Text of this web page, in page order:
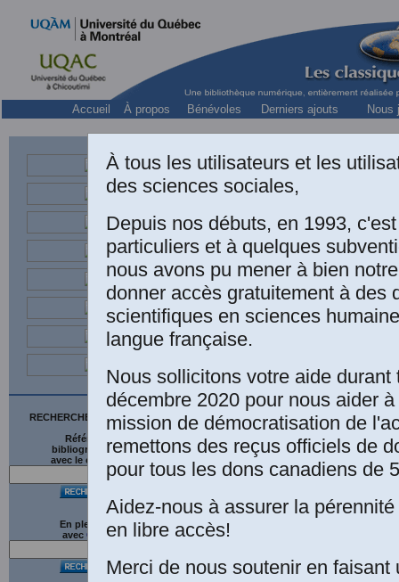
Accueil À propos Bénévoles Derniers ajouts Nous
RECHERCHE SUR LE SITE
Références
bibliographiques
avec le catalogue
En plein texte
avec G gle
Collection «
Une édition
Jacques
nouvel âge.
182 pp
numérique
professeure de
Chicoutimi.
Introduction
À tous les utilisateurs et les
des sciences sociales,
Depuis nos débuts, en 1993,
particuliers et à quelques
nous avons pu mener à bien
donner accès gratuitement à des
scientifiques en sciences
langue française.
Nous sollicitons votre aide durant
décembre 2020 pour nous aider
mission de démocratisation de
remettons des reçus officiels de
pour tous les dons canadiens de
Aidez-nous à assurer la
en libre accès!
Merci de nous soutenir en faisant